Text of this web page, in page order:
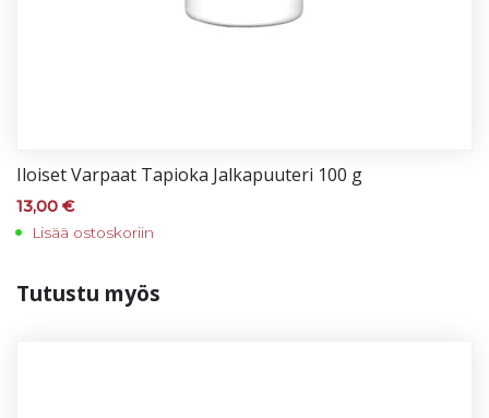
Iloi­set Var­paat Ta­pio­ka Jal­ka­puu­te­ri 100 g
13,00 €
Lisää ostoskoriin
Tu­tus­tu myös